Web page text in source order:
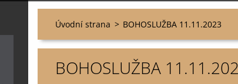
Úvodní strana > BOHOSLUŽBA 11.11.2023
BOHOSLUŽBA